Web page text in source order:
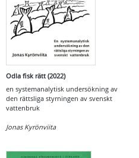
Odla fisk rätt (2022)
en systemanalytisk undersökning av
den rättsliga styrningen av svenskt
vattenbruk
Jonas Kyrönviita